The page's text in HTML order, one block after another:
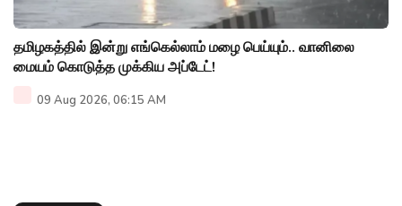
தமிழகத்தில் இன்று எங்கெல்லாம் மழை பெய்யும்.. வானிலை
மையம் கொடுத்த முக்கிய அப்டேட்!
09 Aug 2026, 06:15 AM